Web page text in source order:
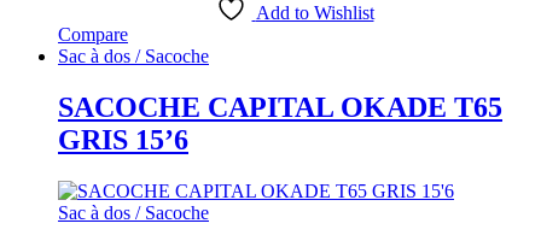
Add to Wishlist
Compare
Sac à dos / Sacoche
SACOCHE CAPITAL OKADE T65
GRIS 15’6
Sac à dos / Sacoche